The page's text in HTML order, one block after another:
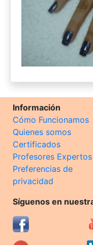
Información
Cómo Funcionamos
Quienes somos
Certificados
Profesores Expertos
Preferencias de
privacidad
Síguenos en